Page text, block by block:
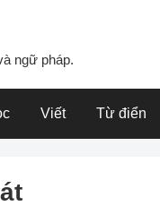
ngữ pháp.
Viết Từ điển